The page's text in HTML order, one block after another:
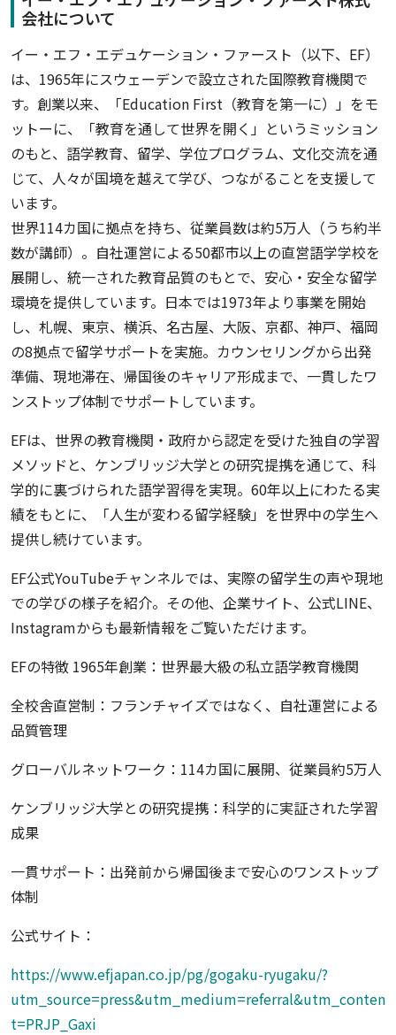
会社について
イー・エフ・エデュケーション・ファースト（以下、EF）
は、1965年にスウェーデンで設立された国際教育機関で
す。創業以来、「Education First（教育を第一に）」をモ
ットーに、「教育を通して世界を開く」というミッション
のもと、語学教育、留学、学位プログラム、文化交流を通
じて、人々が国境を越えて学び、つながることを支援して
います。
世界114カ国に拠点を持ち、従業員数は約5万人（うち約半
数が講師）。自社運営による50都市以上の直営語学学校を
展開し、統一された教育品質のもとで、安心・安全な留学
環境を提供しています。日本では1973年より事業を開始
し、札幌、東京、横浜、名古屋、大阪、京都、神戸、福岡
の8拠点で留学サポートを実施。カウンセリングから出発
準備、現地滞在、帰国後のキャリア形成まで、一貫したワ
ンストップ体制でサポートしています。
EFは、世界の教育機関・政府から認定を受けた独自の学習
メソッドと、ケンブリッジ大学との研究提携を通じて、科
学的に裏づけられた語学習得を実現。60年以上にわたる実
績をもとに、「人生が変わる留学経験」を世界中の学生へ
提供し続けています。
EF公式YouTubeチャンネルでは、実際の留学生の声や現地
での学びの様子を紹介。その他、企業サイト、公式LINE、
Instagramからも最新情報をご覧いただけます。
EFの特徴 1965年創業：世界最大級の私立語学教育機関
全校舎直営制：フランチャイズではなく、自社運営による
品質管理
グローバルネットワーク：114カ国に展開、従業員約5万人
ケンブリッジ大学との研究提携：科学的に実証された学習
成果
一貫サポート：出発前から帰国後まで安心のワンストップ
体制
公式サイト：
https://www.efjapan.co.jp/pg/gogaku-ryugaku/?
utm_source=press&utm_medium=referral&utm_conten
t=PRJP_Gaxi